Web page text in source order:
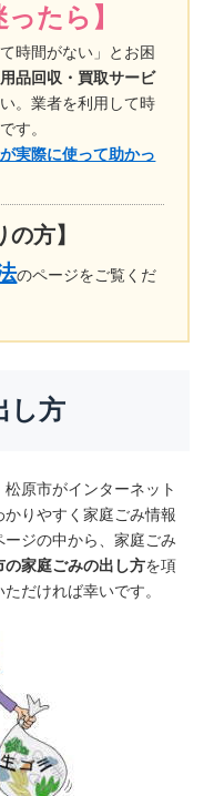
たら】
時間がない」とお困
品回収・買取サービ
。業者を利用して時
す。
実際に使って助かっ
方】
のページをご覧くだ
し方
松原市がインターネット
りやすく家庭ごみ情報
ジの中から、家庭ごみ
の家庭ごみの出し方を項
だければ幸いです。